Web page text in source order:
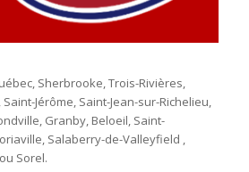
Sherbrooke, Trois-Rivières,
Jérôme, Saint-Jean-sur-Richelieu,
Granby, Beloeil, Saint-
Salaberry-de-Valleyfield ,
Sorel.